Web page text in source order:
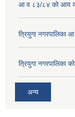
आ व ८३/८४ को आय
त्रियुगा
त्रियुगा नगरपालिका
अन्य